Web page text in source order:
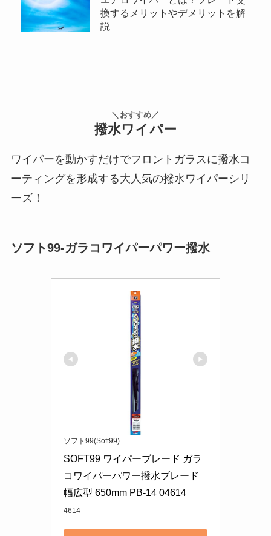
換するメリットやデメリットを解
説
＼おすすめ／
撥水ワイパー
ワイパーを動かすだけでフロントガラスに撥水コ
ーティングを形成する大人気の撥水ワイパーシリ
ーズ！
ソフト99-ガラコワイパーパワー撥水
ソフト99(Soft99)
SOFT99 ワイパーブレード ガラ
コワイパーパワー撥水ブレード
幅広型 650mm PB-14 04614
4614